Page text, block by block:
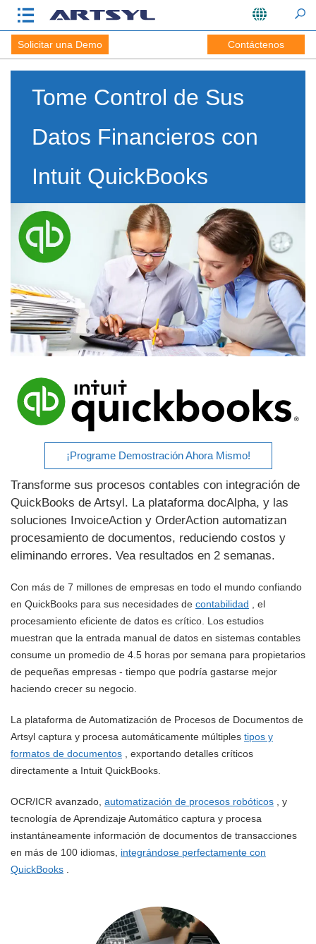
Solicitar una Demo Contáctenos
Tome Control de Sus
Datos Financieros con
Intuit QuickBooks
¡Programe Demostración Ahora Mismo!
Transforme sus procesos contables con integración de
QuickBooks de Artsyl. La plataforma docAlpha, y las
soluciones InvoiceAction y OrderAction automatizan
procesamiento de documentos, reduciendo costos y
eliminando errores. Vea resultados en 2 semanas.
Con más de 7 millones de empresas en todo el mundo confiando
en QuickBooks para sus necesidades de contabilidad , el
procesamiento eficiente de datos es crítico. Los estudios
muestran que la entrada manual de datos en sistemas contables
consume un promedio de 4.5 horas por semana para propietarios
de pequeñas empresas - tiempo que podría gastarse mejor
haciendo crecer su negocio.
La plataforma de Automatización de Procesos de Documentos de
Artsyl captura y procesa automáticamente múltiples tipos y
formatos de documentos , exportando detalles críticos
directamente a Intuit QuickBooks.
OCR/ICR avanzado, automatización de procesos robóticos , y
tecnología de Aprendizaje Automático captura y procesa
instantáneamente información de documentos de transacciones
en más de 100 idiomas, integrándose perfectamente con
QuickBooks .